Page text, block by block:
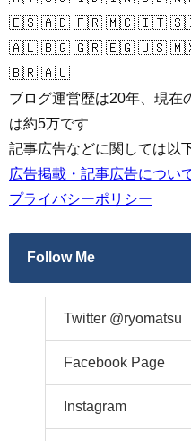
🇪🇸 🇦🇩 🇫🇷 🇲🇨 🇮🇹
🇦🇱 🇧🇬 🇬🇷 🇪🇬 🇺🇸
🇧🇷 🇦🇺
ブログ運営歴は20年、現在
は約5万です
記事広告などに関しては以
広告掲載・記事広告につい
プライバシーポリシー
Follow Me
Twitter @ryomatsu
Facebook Page
Instagram